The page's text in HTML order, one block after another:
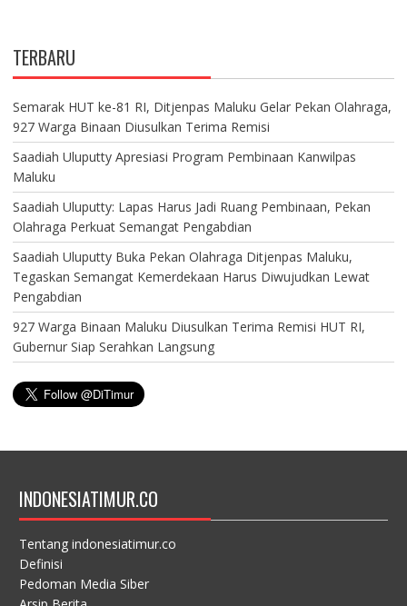
TERBARU
Semarak HUT ke-81 RI, Ditjenpas Maluku Gelar Pekan Olahraga,
927 Warga Binaan Diusulkan Terima Remisi
Saadiah Uluputty Apresiasi Program Pembinaan Kanwilpas
Maluku
Saadiah Uluputty: Lapas Harus Jadi Ruang Pembinaan, Pekan
Olahraga Perkuat Semangat Pengabdian
Saadiah Uluputty Buka Pekan Olahraga Ditjenpas Maluku,
Tegaskan Semangat Kemerdekaan Harus Diwujudkan Lewat
Pengabdian
927 Warga Binaan Maluku Diusulkan Terima Remisi HUT RI,
Gubernur Siap Serahkan Langsung
INDONESIATIMUR.CO
Tentang indonesiatimur.co
Definisi
Pedoman Media Siber